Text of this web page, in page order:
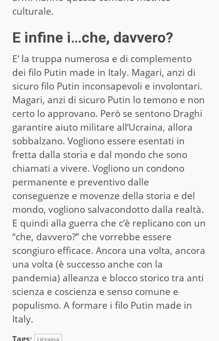
culturale.
E infine i…che, davvero?
E’ la truppa numerosa e di complemento
dei filo Putin made in Italy. Magari, anzi di
sicuro filo Putin inconsapevoli e involontari.
Magari, anzi di sicuro Putin lo temono e non
certo lo approvano. Però se sentono Draghi
garantire aiuto militare all’Ucraina, allora
sobbalzano. Vogliono essere esentati in
fretta dalla storia e dal mondo che sono
chiamati a vivere. Vogliono un condono
permanente e preventivo dalle
conseguenze e movenze della storia e del
mondo, vogliono salvacondotto dalla realtà.
E quindi alla guerra che c’è replicano con un
“che, davvero?” che vorrebbe essere
scongiuro efficace. Ancora una volta, ancora
una volta (è successo anche con la
pandemia) alleanza e blocco storico tra anti
scienza e coscienza e senso comune e
populismo. A formare i filo Putin made in
Italy.
Tags: